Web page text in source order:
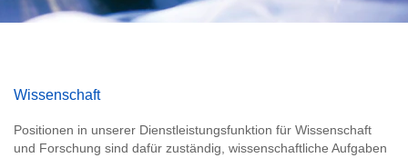
Wissenschaft
Positionen in unserer Dienstleistungsfunktion für Wissenschaft
und Forschung sind dafür zuständig, wissenschaftliche Aufgaben